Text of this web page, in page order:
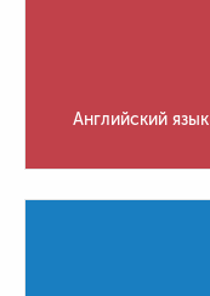
Английский язык